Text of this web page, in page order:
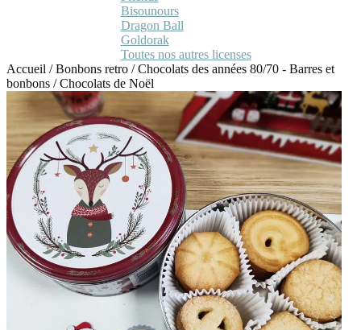
Bisounours
Dragon Ball
Goldorak
Toutes nos autres licenses
Accueil /Bonbons retro /Chocolats des années 80/70 - Barres et
bonbons /Chocolats de Noël